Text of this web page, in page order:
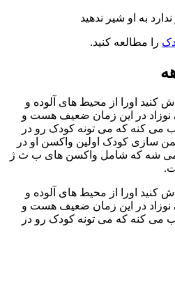
به او شیر ندهید
را مطالعه کنید.
اورا از محیط های آلوده و
در این زمان ضعیف هست و
کنه که می تونه کودک رو در
سازی کودک اولین واکسن او در
می شه که شامل واکسن های ب ث ژ
اورا از محیط های آلوده و
در این زمان ضعیف هست و
کنه که می تونه کودک رو در